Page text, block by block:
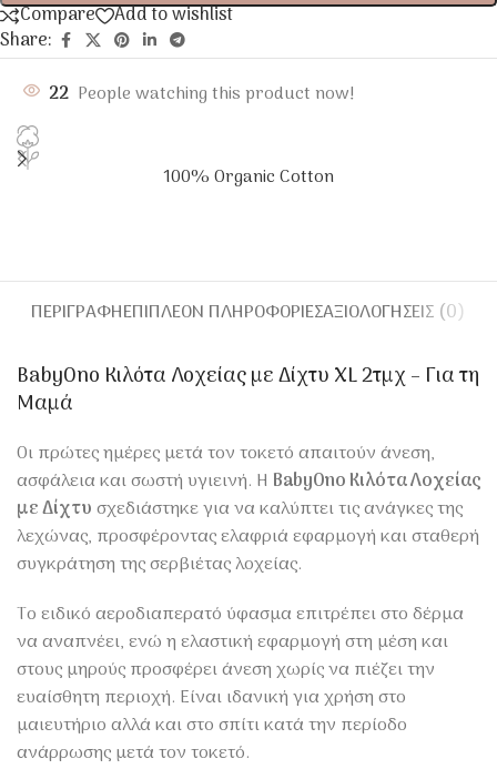
Compare
Add to wishlist
Share:
22 People watching this product now!
100% Organic Cotton
ΠΕΡΙΓΡΑΦΉΕΠΙΠΛΈΟΝ ΠΛΗΡΟΦΟΡΊΕΣΑΞΙΟΛΟΓΉΣΕΙΣ (0)
BabyOno Κιλότα Λοχείας με Δίχτυ XL 2τμχ – Για τη
Μαμά
Οι πρώτες ημέρες μετά τον τοκετό απαιτούν άνεση,
ασφάλεια και σωστή υγιεινή. Η BabyOno Κιλότα Λοχείας
με Δίχτυσχεδιάστηκε για να καλύπτει τις ανάγκες της
λεχώνας, προσφέροντας ελαφριά εφαρμογή και σταθερή
συγκράτηση της σερβιέτας λοχείας.
Το ειδικό αεροδιαπερατό ύφασμα επιτρέπει στο δέρμα
να αναπνέει, ενώ η ελαστική εφαρμογή στη μέση και
στους μηρούς προσφέρει άνεση χωρίς να πιέζει την
ευαίσθητη περιοχή. Είναι ιδανική για χρήση στο
μαιευτήριο αλλά και στο σπίτι κατά την περίοδο
ανάρρωσης μετά τον τοκετό.